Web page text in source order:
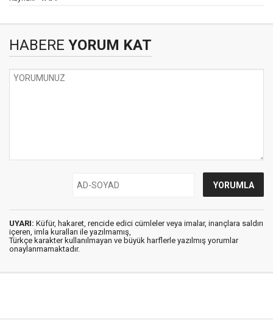
HABERE YORUM KAT
UYARI: Küfür, hakaret, rencide edici cümleler veya imalar, inançlara saldırı
içeren, imla kuralları ile yazılmamış,
Türkçe karakter kullanılmayan ve büyük harflerle yazılmış yorumlar
onaylanmamaktadır.